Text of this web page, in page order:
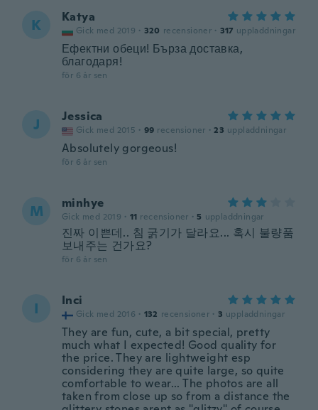
K Katya
Gick med 2019 · 320 recensioner · 317 uppladdningar
Ефектни обеци! Бърза доставка,
благодаря!
för 6 år sen
J Jessica
Gick med 2015 · 99 recensioner · 23 uppladdningar
Absolutely gorgeous!
för 6 år sen
M minhye
Gick med 2019 · 11 recensioner · 5 uppladdningar
진짜 이쁜데.. 침 굵기가 달라요... 혹시 불량품
보내주는 건가요?
för 6 år sen
I Inci
Gick med 2016 · 132 recensioner · 3 uppladdningar
They are fun, cute, a bit special, pretty
much what I expected! Good quality for
the price. They are lightweight esp
considering they are quite large, so quite
comfortable to wear... The photos are all
taken from close up so from a distance the